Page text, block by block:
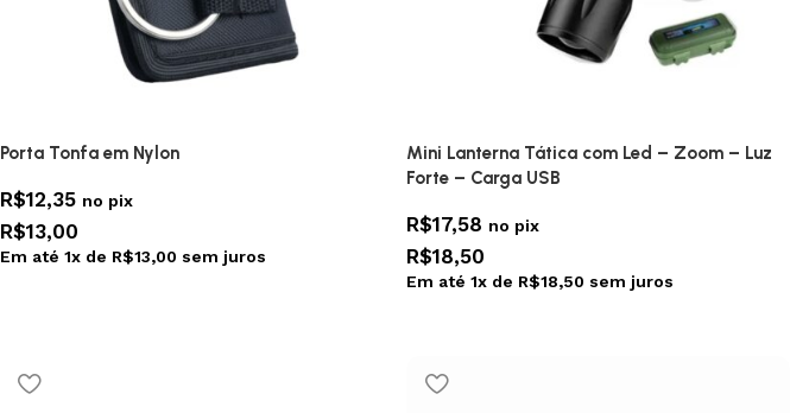
Porta Tonfa em Nylon
R$12,35 no pix
R$13,00
Em até 1x de R$13,00 sem juros
Mini Lanterna Tática com Led – Zoom – Luz
Forte – Carga USB
R$17,58 no pix
R$18,50
Em até1x de R$18,50 sem juros